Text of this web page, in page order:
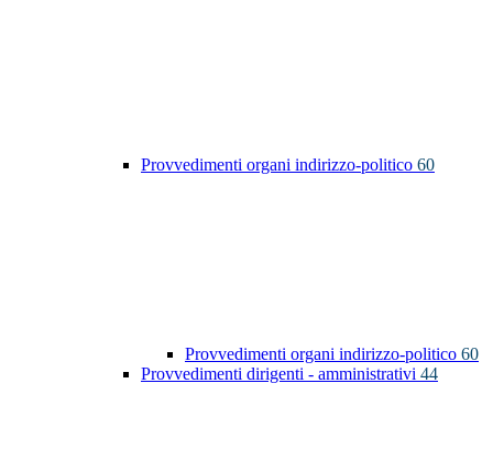
Provvedimenti organi indirizzo-politico 60
Provvedimenti organi indirizzo-politico 60
Provvedimenti dirigenti - amministrativi 44